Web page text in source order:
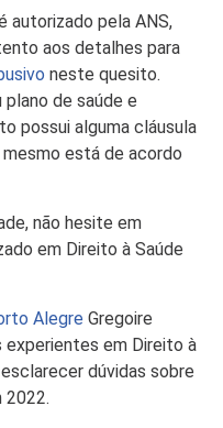
autorizado pela ANS,
aos detalhes para
neste quesito.
de saúde e
possui alguma cláusula
está de acordo
não hesite em
em Direito à Saúde
Alegre Gregoire
em Direito à
dúvidas sobre
2022.